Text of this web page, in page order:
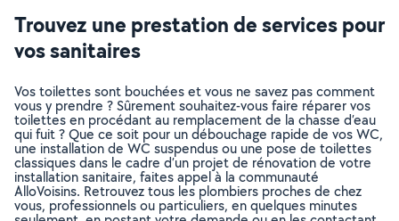
Trouvez une prestation de services pour
vos sanitaires
Vos toilettes sont bouchées et vous ne savez pas comment
vous y prendre ? Sûrement souhaitez-vous faire réparer vos
toilettes en procédant au remplacement de la chasse d’eau
qui fuit ? Que ce soit pour un débouchage rapide de vos WC,
une installation de WC suspendus ou une pose de toilettes
classiques dans le cadre d’un projet de rénovation de votre
installation sanitaire, faites appel à la communauté
AlloVoisins. Retrouvez tous les plombiers proches de chez
vous, professionnels ou particuliers, en quelques minutes